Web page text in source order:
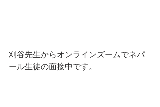
刈谷先生からオンラインズームでネパ
ール生徒の面接中です。